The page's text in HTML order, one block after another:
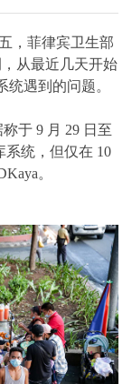
，菲律宾卫生部
从最近几天开始
遇到的问题。
于 9 月 29 日至
系统，但仅在 10
。